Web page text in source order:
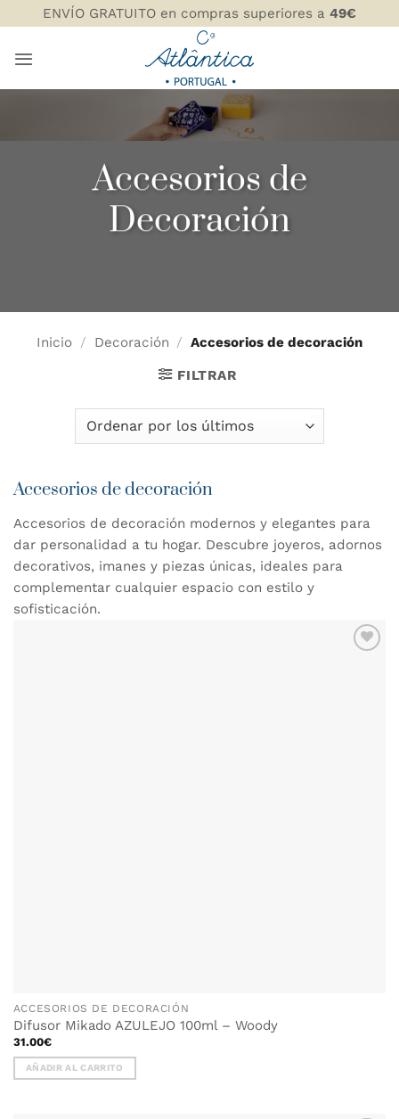
al
contenido
ENVÍO GRATUITO en compras superiores a 49€
Accesorios de
Decoración
Inicio / Decoración / Accesorios de decoración
FILTRAR
Accesorios de decoración
Accesorios de decoración modernos y elegantes para
dar personalidad a tu hogar. Descubre joyeros, adornos
decorativos, imanes y piezas únicas, ideales para
complementar cualquier espacio con estilo y
sofisticación.
ACCESORIOS DE DECORACIÓN
Difusor Mikado AZULEJO 100ml – Woody
31.00€
AÑADIR AL CARRITO